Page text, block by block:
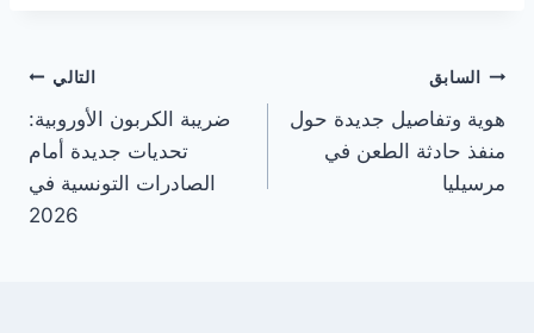
تصفّح
المقالات
السابق
هوية وتفاصيل جديدة حول
منفذ حادثة الطعن في
مرسيليا
التالي
ضريبة الكربون الأوروبية:
تحديات جديدة أمام
الصادرات التونسية في
2026